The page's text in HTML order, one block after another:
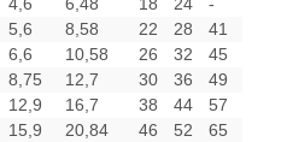
5,6 8,58 22 28
41
6,6 10,58 26 32
45
8,75 12,7 30 36
49
12,9 16,7 38 44
57
15,9 20,84 46 52 65